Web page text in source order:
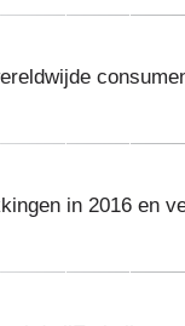
in 2016 en